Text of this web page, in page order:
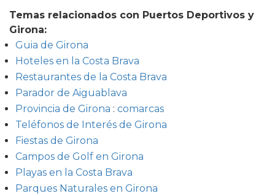
Temas relacionados con Puertos Deportivos y
Girona:
Guia de Girona
Hoteles en la Costa Brava
Restaurantes de la Costa Brava
Parador de Aiguablava
Provincia de Girona : comarcas
Teléfonos de Interés de Girona
Fiestas de Girona
Campos de Golf en Girona
Playas en la Costa Brava
Parques Naturales en Girona